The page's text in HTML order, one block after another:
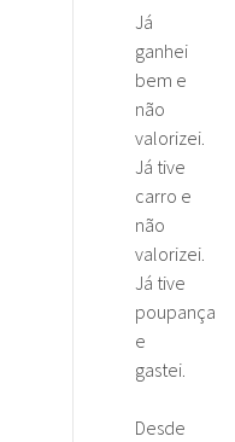
Já
ganhei
bem e
não
valorizei.
Já tive
carro e
não
valorizei.
Já tive
poupança
e
gastei.
Desde